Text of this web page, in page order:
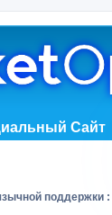
Сайт
поддержки :